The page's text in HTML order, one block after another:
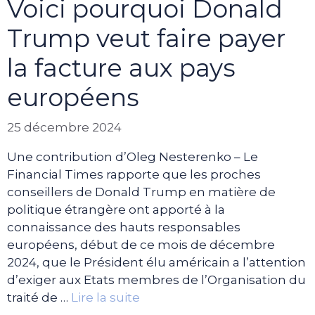
Voici pourquoi Donald
Trump veut faire payer
la facture aux pays
européens
25 décembre 2024
Une contribution d’Oleg Nesterenko – Le
Financial Times rapporte que les proches
conseillers de Donald Trump en matière de
politique étrangère ont apporté à la
connaissance des hauts responsables
européens, début de ce mois de décembre
2024, que le Président élu américain a l’attention
d’exiger aux Etats membres de l’Organisation du
traité de … Lire la suite